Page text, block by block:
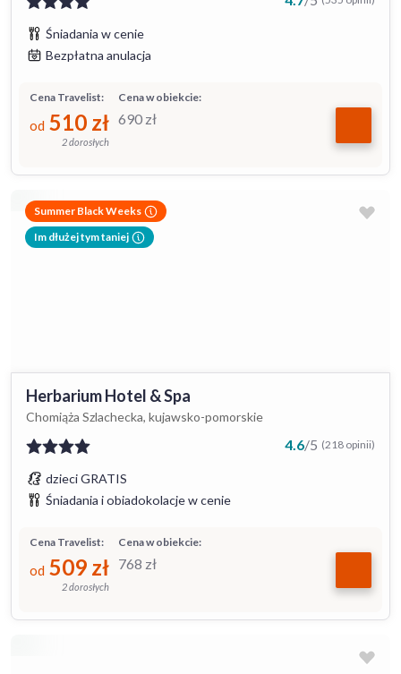
Śniadania w cenie
Bezpłatna anulacja
Cena w obiekcie:
690 zł
Cena Travelist:
od 510 zł
2 dorosłych
Summer Black Weeks
Im dłużej tym taniej
Herbarium Hotel & Spa
Chomiąża Szlachecka, kujawsko-pomorskie
4.6/5 (218 opinii)
dzieci GRATIS
Śniadania i obiadokolacje w cenie
Cena w obiekcie:
768 zł
Cena Travelist:
od 509 zł
2 dorosłych